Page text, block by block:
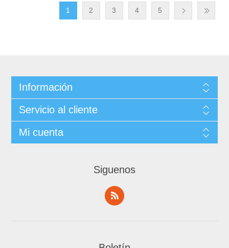
1 2 3 4 5
Información
Servicio al cliente
Mi cuenta
Siguenos